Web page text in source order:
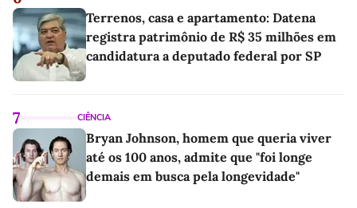
Terrenos, casa e apartamento: Datena
registra patrimônio de R$ 35 milhões em
candidatura a deputado federal por SP
7 CIÊNCIA
Bryan Johnson, homem que queria viver
até os 100 anos, admite que "foi longe
demais em busca pela longevidade"